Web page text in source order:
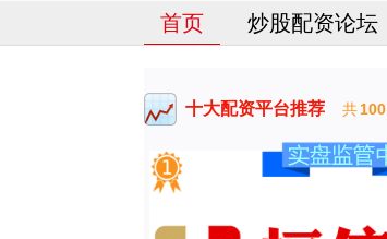
首页 炒股配资论坛
十大配资平台推荐 共100